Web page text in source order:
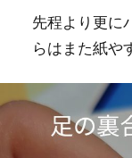
先程より更に
らはまた紙や